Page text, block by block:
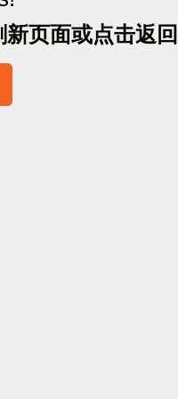
新页面或点击返 回